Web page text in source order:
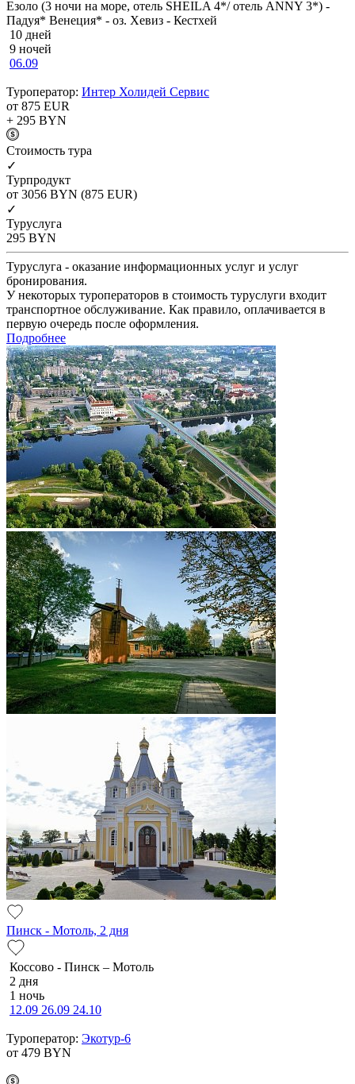
Езоло (3 ночи на море, отель SHEILA 4*/ отель ANNY 3*) -
Падуя* Венеция* - оз. Хевиз - Кестхей
10 дней
9 ночей
06.09
Туроператор: Интер Холидей Сервис
от 875 EUR
+ 295 BYN
Cтоимость тура
✓
Турпродукт
от 3056 BYN (875 EUR)
✓
Туруслуга
295 BYN
Туруслуга - оказание информационных услуг и услуг
бронирования.
У некоторых туроператоров в стоимость туруслуги входит
транспортное обслуживание. Как правило, оплачивается в
первую очередь после оформления.
Подробнее
Пинск - Мотоль, 2 дня
Коссово - Пинск – Мотоль
2 дня
1 ночь
12.09 26.09 24.10
Туроператор: Экотур-6
от 479 BYN